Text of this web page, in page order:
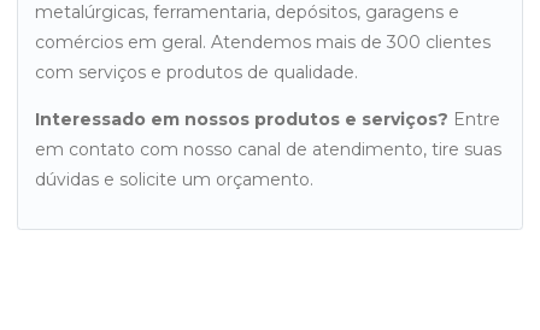
metalúrgicas, ferramentaria, depósitos, garagens e
comércios em geral. Atendemos mais de 300 clientes
com serviços e produtos de qualidade.
Interessado em nossos produtos e serviços? Entre
em contato com nosso canal de atendimento, tire suas
dúvidas e solicite um orçamento.